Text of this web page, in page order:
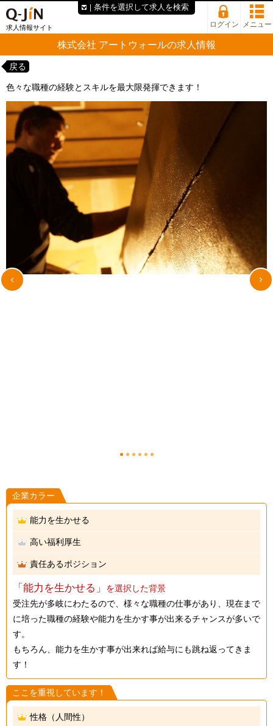
求人情報サイト ログイン メニュー
株式会社 アートウォールの求人情報
戻る
色々な職種の経験とスキルを最大限発揮できます！
123456
企業カラー
能力を生かせる
高い福利厚生
責任あるポジション
「能力を生かせる」
を選択した背景
受注先が多岐にわたるので、様々な職種の仕事があり、現在まで
に培った職種の経験や能力を生かす事が出来るチャンスが多いで
す。
もちろん、能力を生かす事が出来れば給与にも跳ね返ってきま
す！
ここを重視しています！
性格（人間性）
条件を選択して求人を検索